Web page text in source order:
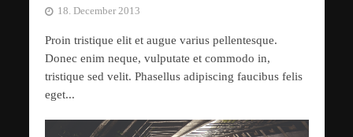
18. December 2013
Proin tristique elit et augue varius pellentesque.
Donec enim neque, vulputate et commodo in,
tristique sed velit. Phasellus adipiscing faucibus felis
eget...